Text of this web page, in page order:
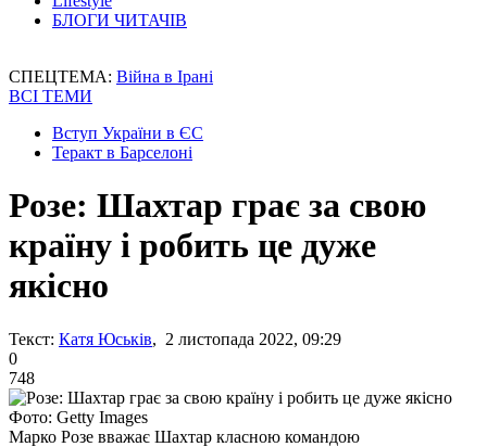
БЛОГИ ЧИТАЧІВ
СПЕЦТЕМА: Війна в Ірані
ВСІ ТЕМИ
Вступ України в ЄС
Теракт в Барселоні
Розе: Шахтар грає за свою
країну і робить це дуже
якісно
Текст: Катя Юськів, 2 листопада 2022, 09:29
0
748
Фото: Getty Images
Марко Розе вважає Шахтар класною командою